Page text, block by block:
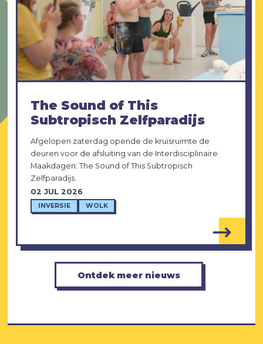
02 JUL 2026
INVERSIE WOLK
The Sound of This
Subtropisch Zelfparadijs
Afgelopen zaterdag opende de kruisruimte de
deuren voor de afsluiting van de Interdisciplinaire
Maakdagen: The Sound of This Subtropisch
Zelfparadijs.
Ontdek meer nieuws